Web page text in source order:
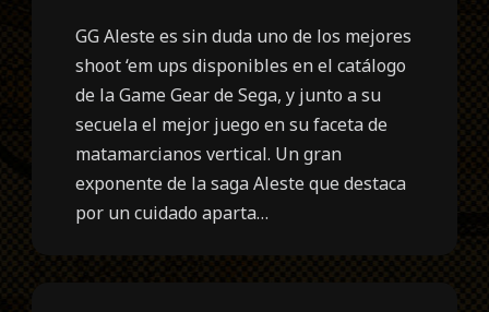
GG Aleste es sin duda uno de los mejores
shoot ‘em ups disponibles en el catálogo
de la Game Gear de Sega, y junto a su
secuela el mejor juego en su faceta de
matamarcianos vertical. Un gran
exponente de la saga Aleste que destaca
por un cuidado aparta…